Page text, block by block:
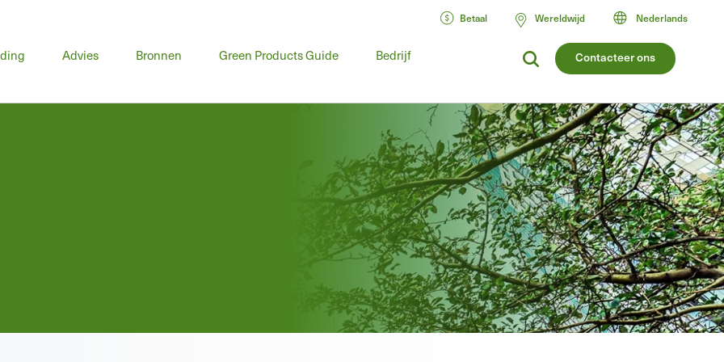
Contacteer ons
Advies Bronnen Green Products Guide Bedrijf
Betaal Wereldwijd Nederlands